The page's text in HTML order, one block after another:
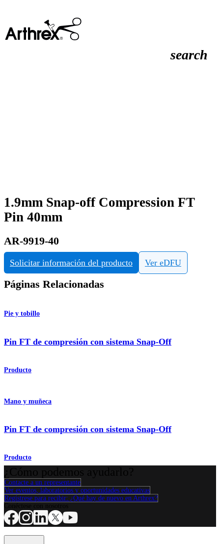
search
1.9mm Snap-off Compression FT
Pin 40mm
AR-9919-40
Solicitar información del producto Ver eDFU
Páginas Relacionadas
Pie y tobillo
Pin FT de compresión con sistema Snap-Off
Producto
Mano y muñeca
Pin FT de compresión con sistema Snap-Off
Producto
Contacte a un representante
Ver eventos, laboratorios y oportunidades educativas
Regístrese para recibir: ¿Qué hay de nuevo en Arthrex?